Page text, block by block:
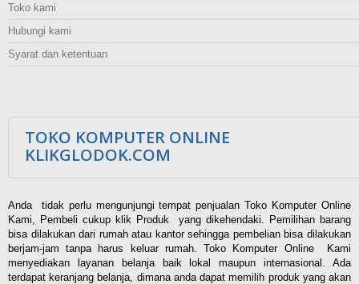
Toko kami
Hubungi kami
Syarat dan ketentuan
TOKO KOMPUTER ONLINE
KLIKGLODOK.COM
Anda tidak perlu mengunjungi tempat penjualan Toko Komputer Online
Kami, Pembeli cukup klik Produk yang dikehendaki. Pemilihan barang
bisa dilakukan dari rumah atau kantor sehingga pembelian bisa dilakukan
berjam-jam tanpa harus keluar rumah. Toko Komputer Online Kami
menyediakan layanan belanja baik lokal maupun internasional. Ada
terdapat keranjang belanja, dimana anda dapat memilih produk yang akan